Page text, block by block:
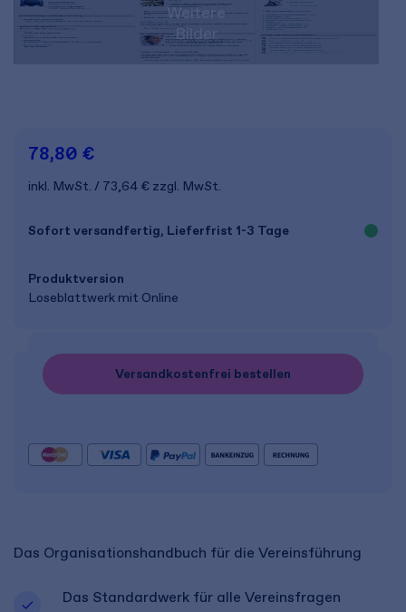
Weitere
Bilder
Das Organisationshandbuch für die Vereinsführung
Das Standardwerk für alle Vereinsfragen
78,80 €
inkl. MwSt. 73,64 € zzgl. MwSt.
Sofort versandfertig, Lieferfrist 1-3 Tage
Produkt­version
Loseblattwerk mit Online
Versandkostenfrei bestellen